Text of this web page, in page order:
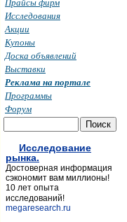
Исследования
Акции
Купоны
Доска объявлений
Выставки
Реклама на портале
Программы
Форум
Исследование
рынка.
Достоверная информация
сэкономит вам миллионы!
10 лет опыта
исследований!
megaresearch.ru